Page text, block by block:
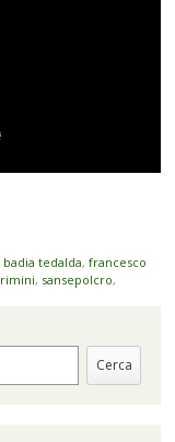
badia tedalda, francesco
rimini, sansepolcro,
Cerca